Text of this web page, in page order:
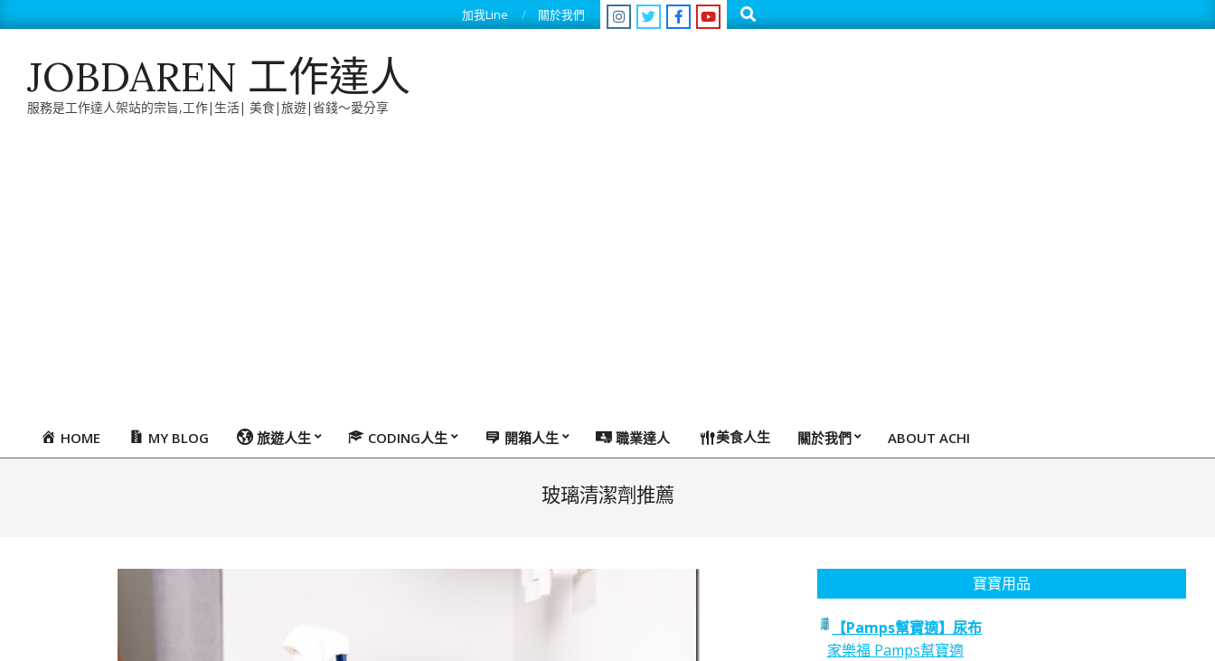
to
加我Line 關於我們 Search
JOBDAREN 工作達人
服務是工作達人架站的宗旨,工作|生活| 美食|旅遊|省錢～愛分享
PrimaryHOME MY BLOG 旅遊人生 CODING人生 開箱人生 職業達人 美食人生 關於我們 ABOUT ACHI
玻璃清潔劑推薦
寶寶用品
【Pamps幫寶適】尿布
家樂福 Pamps幫寶適